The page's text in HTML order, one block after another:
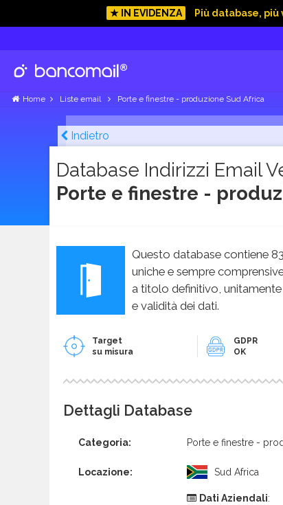
★ IN EVIDENZA Più database, più
Home Liste email Porte e finestre - produzione Sud Africa
Indietro
Database Indirizzi Email
Porte e finestre -
Questo database contiene
uniche e sempre
a titolo definitivo,
e validità dei dati.
Target
su misura
GDPR
OK
Dettagli Database
Categoria: Porte e finestre -
Locazione: Sud Africa
Dati Aziendali: